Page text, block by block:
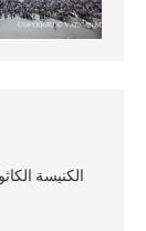
الكنيسة